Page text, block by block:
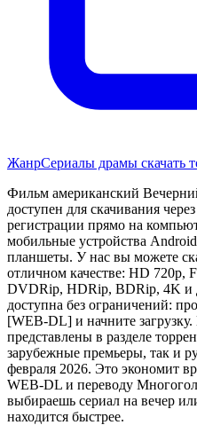
ЖанрСериалы драмы скачать
Фильм американский
доступен для скачивания
регистрации прямо на
мобильные устройства
планшеты. У нас вы можете
отличном качестве: HD 720p,
DVDRip, HDRip, BDRip, 4K и
доступна без ограничений:
[WEB-DL] и начните
представлены в разделе
зарубежные премьеры, так и
февраля 2026. Это экономит
WEB-DL и переводу
выбираешь сериал на вечер
находится быстрее.